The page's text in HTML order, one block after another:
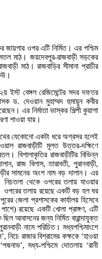
জায়গার ওপর এটি নির্মিত। এর পশ্চিম
মাঠ। জয়দেবপুর-রাজবাড়ী সড়কের
মাঠ। রাজবাড়ির সীমানা প্রাচীর
ইস্ট বেঙ্গল রেজিমেন্টের সদর দফতর
ড. দেওয়ান মুহাম্মদ হুমায়ুন কবীর
এর নির্মাতা ভাস্কর শিল্পী কুয়াশা
পাওয়া যায়।
যেকোনো একটা ধরে অগ্রসর হলেই
রাজবাড়ীটি মূলত উত্তর-দক্ষিণে
বিশালাকৃতির রাজবাড়ীটির বিভিন্ন
রাজ বিলাস, তারাবতী, পুরানবাড়ী,
সামনের অংশ নাম বড় দালান। এর
নিচতলা থেকে ওপরের তলায় যাওয়ার
ওপরের তলায় রয়েছে একটি বড় হল ঘর
জেলা প্রশাসকের কার্যালয় হিসেবে
রয়েছে একটি খোলা প্রাঙ্গণ, এটি
ছিল আবাসনের জন্য নির্মিত বারান্দাযুক্ত
নামে পরিচিত। মধ্যপশ্চিমাংশে
নিচে রাজার বিশ্রামের কক্ষকে ‘হাওয়া
মধ্য-পশ্চিমে দোতলায় ‘রানী